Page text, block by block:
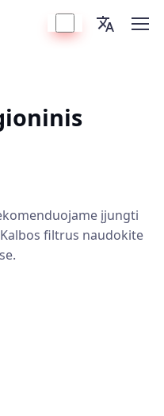
įjungti
filtrus naudokite